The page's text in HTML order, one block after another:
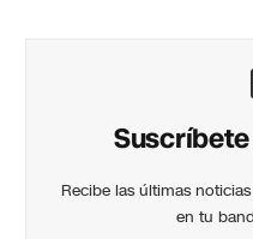
Recibe las últimas
en tu